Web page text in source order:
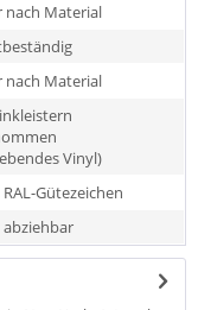
nach Material
nach Material
Vinyl)
RAL-Gütezeichen